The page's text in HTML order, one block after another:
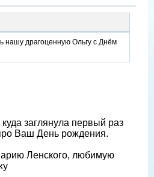
нашу драгоценную Ольгу с Днём
заглянула первый раз
Ваш День рождения.
Ленского, любимую